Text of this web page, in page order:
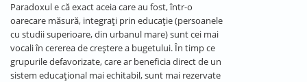
Paradoxul e că exact aceia care au fost, într-o
oarecare măsură, integrați prin educație (persoanele
cu studii superioare, din urbanul mare) sunt cei mai
vocali în cererea de creștere a bugetului. În timp ce
grupurile defavorizate, care ar beneficia direct de un
sistem educațional mai echitabil, sunt mai rezervate